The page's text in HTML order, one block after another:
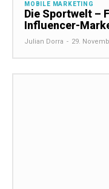
MOBILE MARKETING
Die Sportwelt –
Influencer-
Julian Dorra - 29.